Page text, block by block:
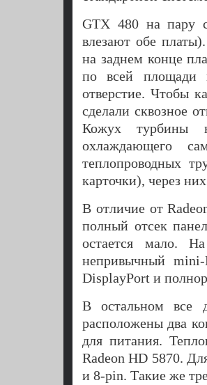
GTX 480 на пару
влезают обе
на заднем конце
по всей площади
отверстие. Чтобы
сделали сквозное
Кожух турбины
охлаждающего
теплопроводных
карточки), через
В отличие от
полный отсек
остается мало.
непривычный
DisplayPort и
В остальном все
расположены два
для питания.
Radeon HD 5870.
и 8-pin. Такие же